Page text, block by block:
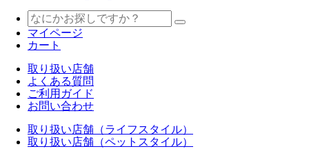
マイページ
カート
取り扱い店舗
よくある質問
ご利用ガイド
お問い合わせ
取り扱い店舗（ライフスタイル）
取り扱い店舗（ペットスタイル）